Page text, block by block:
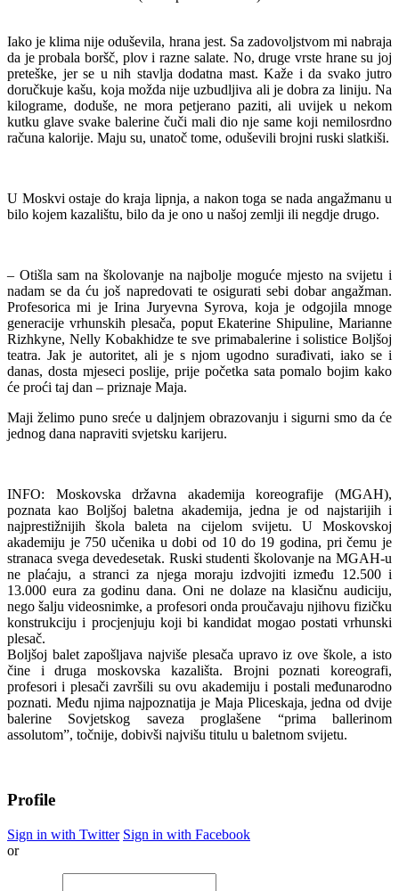
Iako je klima nije oduševila, hrana jest. Sa zadovoljstvom mi nabraja
da je probala boršč, plov i razne salate. No, druge vrste hrane su joj
preteške, jer se u nih stavlja dodatna mast. Kaže i da svako jutro
doručkuje kašu, koja možda nije uzbudljiva ali je dobra za liniju. Na
kilograme, doduše, ne mora petjerano paziti, ali uvijek u nekom
kutku glave svake balerine čuči mali dio nje same koji nemilosrdno
računa kalorije. Maju su, unatoč tome, oduševili brojni ruski slatkiši.
U Moskvi ostaje do kraja lipnja, a nakon toga se nada angažmanu u
bilo kojem kazalištu, bilo da je ono u našoj zemlji ili negdje drugo.
– Otišla sam na školovanje na najbolje moguće mjesto na svijetu i
nadam se da ću još napredovati te osigurati sebi dobar angažman.
Profesorica mi je Irina Juryevna Syrova, koja je odgojila mnoge
generacije vrhunskih plesača, poput Ekaterine Shipuline, Marianne
Rizhkyne, Nelly Kobakhidze te sve primabalerine i solistice Boljšoj
teatra. Jak je autoritet, ali je s njom ugodno surađivati, iako se i
danas, dosta mjeseci poslije, prije početka sata pomalo bojim kako
će proći taj dan – priznaje Maja.
Maji želimo puno sreće u daljnjem obrazovanju i sigurni smo da će
jednog dana napraviti svjetsku karijeru.
INFO: Moskovska državna akademija koreografije (MGAH),
poznata kao Boljšoj baletna akademija, jedna je od najstarijih i
najprestižnijih škola baleta na cijelom svijetu. U Moskovskoj
akademiju je 750 učenika u dobi od 10 do 19 godina, pri čemu je
stranaca svega devedesetak. Ruski studenti školovanje na MGAH-u
ne plaćaju, a stranci za njega moraju izdvojiti između 12.500 i
13.000 eura za godinu dana. Oni ne dolaze na klasičnu audiciju,
nego šalju videosnimke, a profesori onda proučavaju njihovu fizičku
konstrukciju i procjenjuju koji bi kandidat mogao postati vrhunski
plesač.
Boljšoj balet zapošljava najviše plesača upravo iz ove škole, a isto
čine i druga moskovska kazališta. Brojni poznati koreografi,
profesori i plesači završili su ovu akademiju i postali međunarodno
poznati. Među njima najpoznatija je Maja Pliceskaja, jedna od dvije
balerine Sovjetskog saveza proglašene “prima ballerinom
assolutom”, točnije, dobivši najvišu titulu u baletnom svijetu.
Profile
Sign in with Twitter Sign in with Facebook
or